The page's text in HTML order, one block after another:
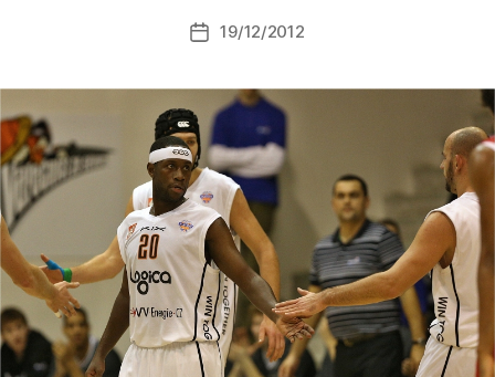
Autor
příspěvku
a
Datum
19/12/2012